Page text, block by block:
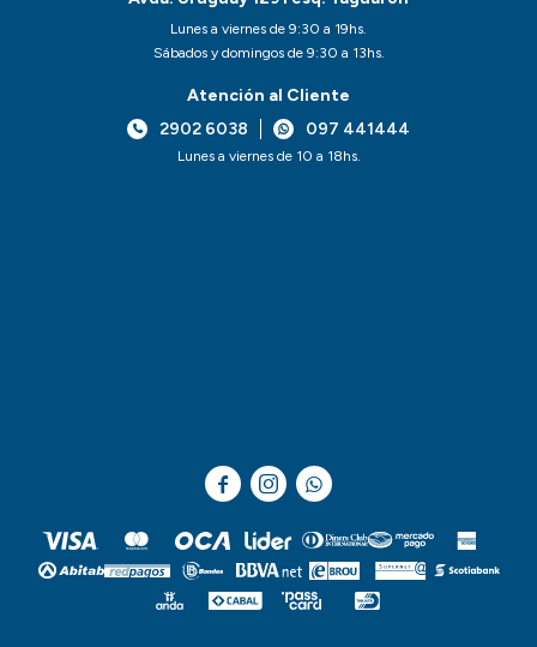
Lunes a viernes de 9:30 a 19hs.
Sábados y domingos de 9:30 a 13hs.
Atención al Cliente
2902 6038
097 441444
Lunes a viernes de 10 a 18hs.
  